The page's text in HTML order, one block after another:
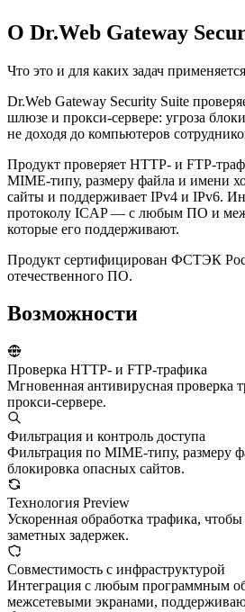
О Dr.Web Gateway
Что это и для каких задач применяется
Dr.Web Gateway Security Suite
шлюзе и прокси-сервере: угроза
не доходя до компьютеров
Продукт проверяет HTTP- и FTP-
MIME-типу, размеру файла и имени
сайты и поддерживает IPv4 и IPv6.
протоколу ICAP — с любым ПО и
которые его поддерживают.
Продукт сертифицирован ФСТЭК
отечественного ПО.
Возможности
Проверка HTTP- и FTP-трафика
Мгновенная антивирусная проверка
прокси-сервере.
Фильтрация и контроль доступа
Фильтрация по MIME-типу, размеру
блокировка опасных сайтов.
Технология Preview
Ускоренная обработка трафика, чтобы
заметных задержек.
Совместимость с инфраструктурой
Интеграция с любым программным
межсетевыми экранами,